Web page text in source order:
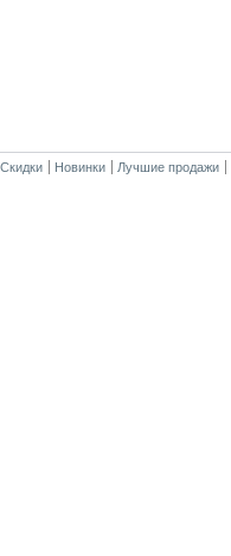
Скидки Новинки Лучшие продажи